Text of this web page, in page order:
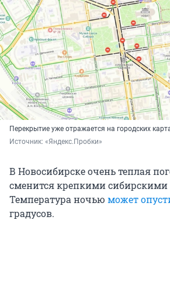
Перекрытие уже отражается на городских
Источник: «Яндекс.Пробки»
В Новосибирске очень теплая
сменится крепкими
Температура ночью может
градусов.